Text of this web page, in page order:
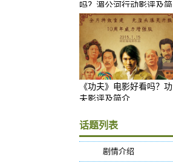
吗？湄公河行动影评及简
介
《功夫》电影好看吗？功
夫影评及简介
话题列表
剧情介绍